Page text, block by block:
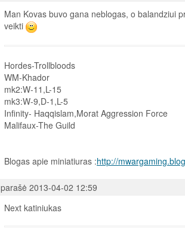
Man Kovas buvo gana neblogas, o balandziui
veikti
Hordes-Trollbloods
WM-Khador
mk2:W-11,L-15
mk3:W-9,D-1,L-5
Infinity- Haqqislam,Morat Aggression Force
Malifaux-The Guild
Blogas apie miniatiuras :http://
parašė 2013-04-02 12:59
Next katiniukas